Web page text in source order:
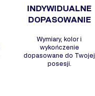
INDYWIDUALNE
DOPASOWANIE
Wymiary, kolor i
wykończenie
dopasowane do Twojej
posesji.